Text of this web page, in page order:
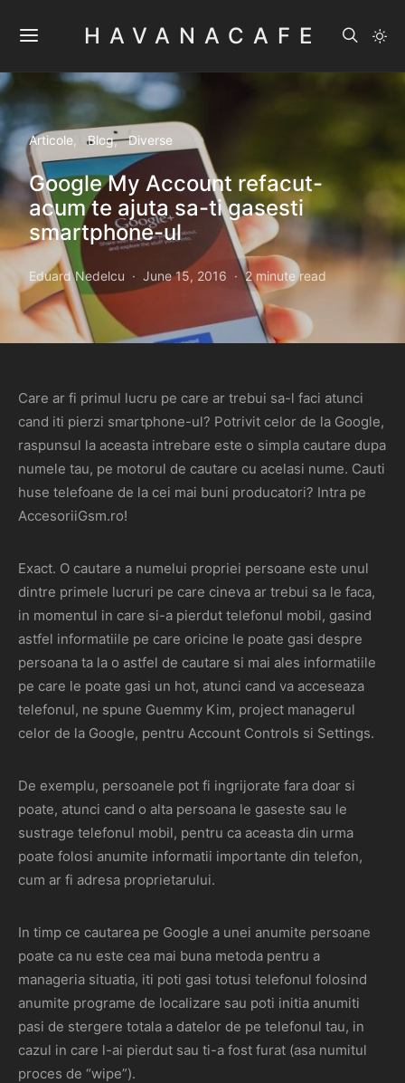
HAVANACAFE
Articole Blog Diverse
Google My Account refacut-
acum te ajuta sa-ti gasesti
smartphone-ul
Eduard Nedelcu June 15, 2016 2 minute read
Care ar fi primul lucru pe care ar trebui sa-l faci atunci
cand iti pierzi smartphone-ul? Potrivit celor de la Google,
raspunsul la aceasta intrebare este o simpla cautare dupa
numele tau, pe motorul de cautare cu acelasi nume. Cauti
huse telefoane de la cei mai buni producatori? Intra pe
AccesoriiGsm.ro!
Exact. O cautare a numelui propriei persoane este unul
dintre primele lucruri pe care cineva ar trebui sa le faca,
in momentul in care si-a pierdut telefonul mobil, gasind
astfel informatiile pe care oricine le poate gasi despre
persoana ta la o astfel de cautare si mai ales informatiile
pe care le poate gasi un hot, atunci cand va acceseaza
telefonul, ne spune Guemmy Kim, project managerul
celor de la Google, pentru Account Controls si Settings.
De exemplu, persoanele pot fi ingrijorate fara doar si
poate, atunci cand o alta persoana le gaseste sau le
sustrage telefonul mobil, pentru ca aceasta din urma
poate folosi anumite informatii importante din telefon,
cum ar fi adresa proprietarului.
In timp ce cautarea pe Google a unei anumite persoane
poate ca nu este cea mai buna metoda pentru a
manageria situatia, iti poti gasi totusi telefonul folosind
anumite programe de localizare sau poti initia anumiti
pasi de stergere totala a datelor de pe telefonul tau, in
cazul in care l-ai pierdut sau ti-a fost furat (asa numitul
proces de “wipe”).